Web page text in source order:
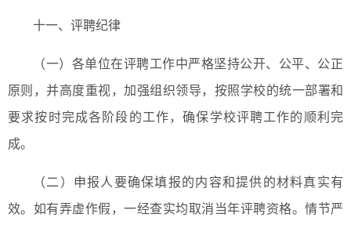
十一、评聘纪律
（一）各单位在评聘工作中严格坚持公开、公平、公正
原则，并高度重视，加强组织领导，按照学校的统一部署和
要求按时完成各阶段的工作，确保学校评聘工作的顺利完
成。
（二）申报人要确保填报的内容和提供的材料真实有
效。如有弄虚作假，一经查实均取消当年评聘资格。情节严